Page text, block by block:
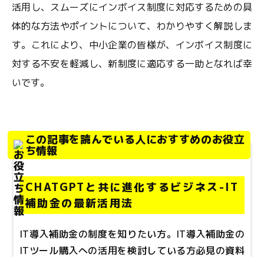
活用し、スムーズにインボイス制度に対応するための具
体的な方法やポイントについて、わかりやすく解説しま
す。これにより、中小企業の皆様が、インボイス制度に
対する不安を軽減し、新制度に適応する一助となれば幸
いです。
この記事を読んでいる人におすすめのお役立
ち情報
CHATGPTと共に進化するビジネス-IT
補助金の最新活用法
IT導入補助金の制度を知りたい方。IT導入補助金の
ITツール購入への活用を検討している方必見の資料